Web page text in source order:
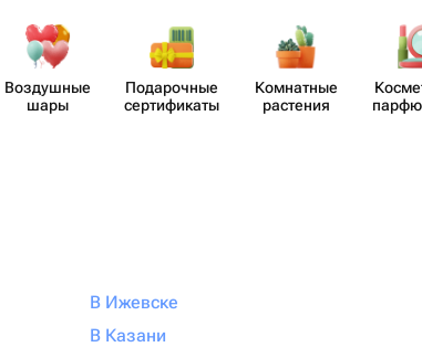
Воздушные
шары
Пода​рочные
серти​фикаты
Комнатные
растения
В Ижевске
В Казани